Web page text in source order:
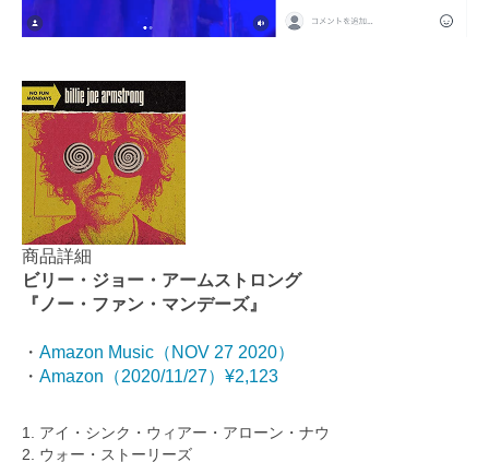
商品詳細
ビリー・ジョー・アームストロング
『ノー・ファン・マンデーズ』
・ Amazon Music（NOV 27 2020）
・ Amazon（2020/11/27）¥2,123
1. アイ・シンク・ウィアー・アローン・ナウ
2. ウォー・ストーリーズ